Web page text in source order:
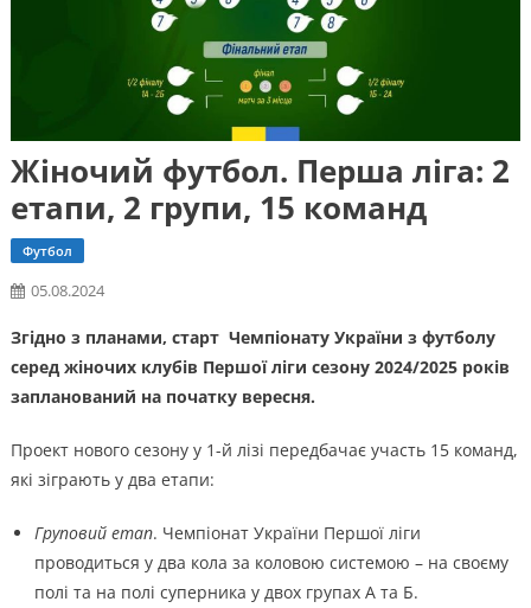
Жіночий футбол. Перша ліга: 2
етапи, 2 групи, 15 команд
Футбол
05.08.2024
Згідно з планами, старт Чемпіонату України з футболу
серед жіночих клубів Першої ліги сезону 2024/2025 років
запланований на початку вересня.
Проект нового сезону у 1-й лізі передбачає участь 15 команд,
які зіграють у два етапи:
Груповий етап. Чемпіонат України Першої ліги
проводиться у два кола за коловою системою – на своєму
полі та на полі суперника у двох групах А та Б.